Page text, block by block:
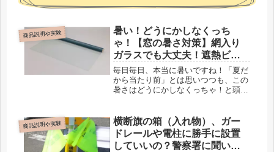
商品説明や実験
暑い！どうにかしなくっち
ゃ！【窓の暑さ対策】網入り
ガラスでも大丈夫！遮熱ビニ
ールカーテンの効果を社内で
実験してみました！
毎日毎日、本当に暑いですね！「夏だ
から当たり前」とは思いつつも、この
暑さはどうにかしなくっちゃ！と頭を
夏になると「窓際の暑さ問題」が大事
件になるんです。今回は、弊社で新し
く read more
商品説明や実験
横断旗の箱（入れ物）、ガー
ドレールや電柱に勝手に設置
していいの？警察署に聞いて